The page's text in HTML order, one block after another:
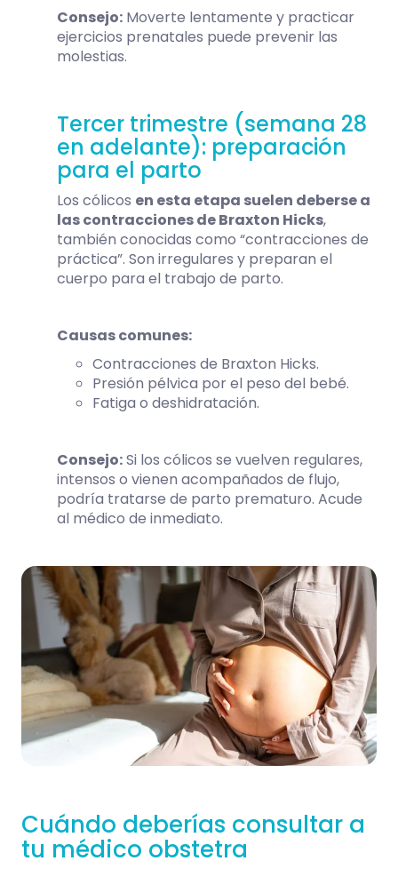
Consejo: Moverte lentamente y practicar
ejercicios prenatales puede prevenir las
molestias.
Tercer trimestre (semana 28
en adelante): preparación
para el parto
Los cólicos en esta etapa suelen deberse a
las contracciones de Braxton Hicks,
también conocidas como “contracciones de
práctica”. Son irregulares y preparan el
cuerpo para el trabajo de parto.
Causas comunes:
Contracciones de Braxton Hicks.
Presión pélvica por el peso del bebé.
Fatiga o deshidratación.
Consejo:Si los cólicos se vuelven regulares,
intensos o vienen acompañados de flujo,
podría tratarse de parto prematuro. Acude
al médico de inmediato.
Cuándo deberías consultar a
tu médico obstetra